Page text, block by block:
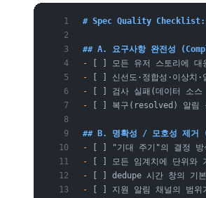
# Spec Quality Checklist:
## A. 요구사항 완전성
- [ ] 모든 유저 스토리에 대
- [ ] 신선도·정합성·이상치·
- [ ] 검사 실패(데이터 소스
- [ ] 복구(resolved) 알림
## B. 명확성 / 모호성 제
- [ ] "기대 주기"의 결정 방
- [ ] 모든 임계치에 단위와
- [ ] dedupe 시간 창의 기본
- [ ] 지원 알림 채널의 범위